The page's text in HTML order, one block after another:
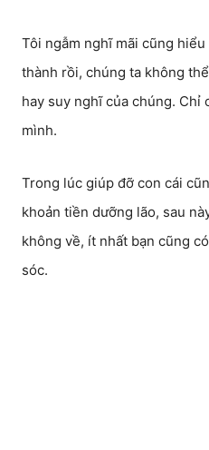
Tôi ngẫm nghĩ mãi cũng
thành rồi, chúng ta không
hay suy nghĩ của chúng.
mình.
Trong lúc giúp đỡ con cái
khoản tiền dưỡng lão, sau
không về, ít nhất bạn cũng
sóc.